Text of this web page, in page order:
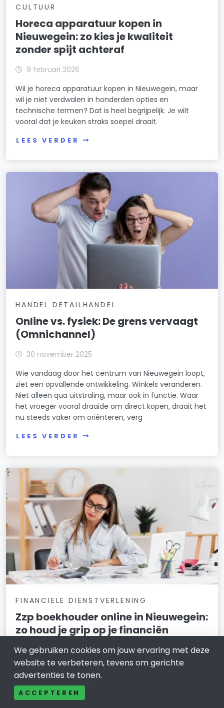
CULTUUR
Horeca apparatuur kopen in
Nieuwegein: zo kies je kwaliteit
zonder spijt achteraf
9 februari 2026
Wil je horeca apparatuur kopen in Nieuwegein, maar
wil je niet verdwalen in honderden opties en
technische termen? Dat is heel begrijpelijk. Je wilt
vooral dat je keuken straks soepel draait.
LEES VERDER
HANDEL DETAILHANDEL
Online vs. fysiek: De grens vervaagt
(Omnichannel)
30 november 2025
Wie vandaag door het centrum van Nieuwegein loopt,
ziet een opvallende ontwikkeling. Winkels veranderen.
Niet alleen qua uitstraling, maar ook in functie. Waar
het vroeger vooral draaide om direct kopen, draait het
nu steeds vaker om oriënteren, verg
LEES VERDER
FINANCIELE DIENSTVERLENING
Zzp boekhouder online in Nieuwegein:
zo houd je grip op je financiën
20 november 2025
Werk je als zzp’er in of rond Nieuwegein en voelt je
administratie soms als een extra baan naast je echte
werk? Misschien stuur je je facturen wel netjes op tijd,
maar twijfel je over je btw-aangifte, aftrekposten of
We gebruiken cookies om jouw ervaring met deze
website te verbeteren, tevens om gerichte
advertenties te tonen.
ACCEPTEREN